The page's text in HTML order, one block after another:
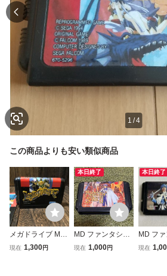
1 /4
この商品よりも安い類似商品
メガドライブ MD
ソフト ランドスト
現在 1,300円
本日終了
MD ファンタシー
スター2 メガドラ
現在 1,000円
本日終了
MD フ
スターⅢ
現在